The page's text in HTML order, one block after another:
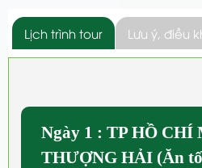
Lịch trình tour Lưu ý, điều
Ngày 1 : TP HỒ CHÍ
THƯỢNG HẢI (Ăn